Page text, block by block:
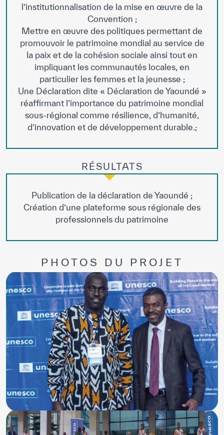
l’institutionnalisation de la mise en œuvre de la
Convention ;
Mettre en œuvre des politiques permettant de
promouvoir le patrimoine mondial au service de
la paix et de la cohésion sociale ainsi tout en
impliquant les communautés locales, en
particulier les femmes et la jeunesse ;
Une Déclaration dite « Déclaration de Yaoundé »
réaffirmant l’importance du patrimoine mondial
sous-régional comme résilience, d’humanité,
d’innovation et de développement durable.;
RÉSULTATS
Publication de la déclaration de Yaoundé ;
Création d’une plateforme sous régionale des
professionnels du patrimoine
PHOTOS DU PROJET